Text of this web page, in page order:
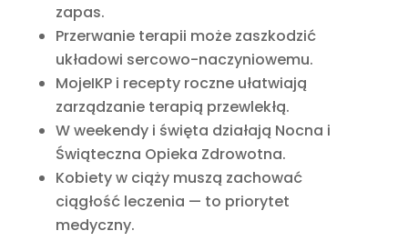
zapas.
Przerwanie terapii może zaszkodzić
układowi sercowo-naczyniowemu.
MojeIKP i recepty roczne ułatwiają
zarządzanie terapią przewlekłą.
W weekendy i święta działają Nocna i
Świąteczna Opieka Zdrowotna.
Kobiety w ciąży muszą zachować
ciągłość leczenia — to priorytet
medyczny.